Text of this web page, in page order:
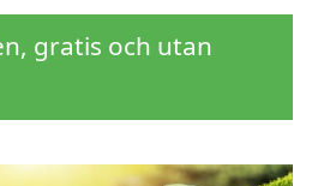
gratis och utan